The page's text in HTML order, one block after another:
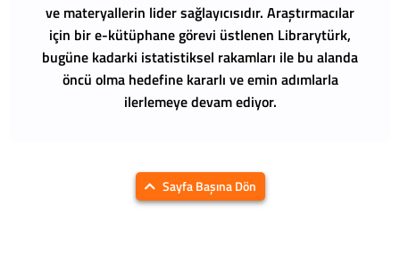
ve materyallerin lider sağlayıcısıdır. Araştırmacılar
için bir e-kütüphane görevi üstlenen Librarytürk,
bugüne kadarki istatistiksel rakamları ile bu alanda
öncü olma hedefine kararlı ve emin adımlarla
ilerlemeye devam ediyor.
Sayfa Başına Dön